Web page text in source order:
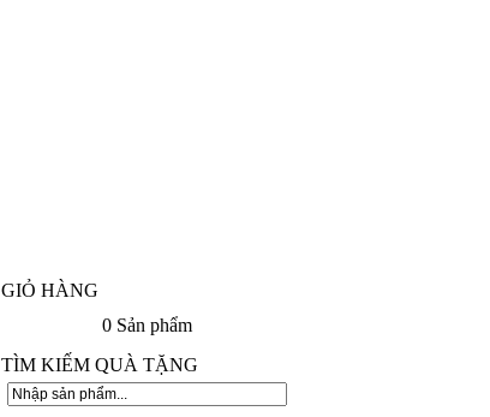
GIỎ HÀNG
0Sản phẩm
TÌM KIẾM QUÀ TẶNG